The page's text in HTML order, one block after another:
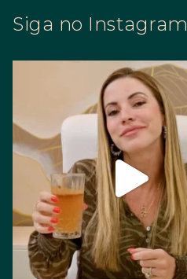
Siga no Instagram